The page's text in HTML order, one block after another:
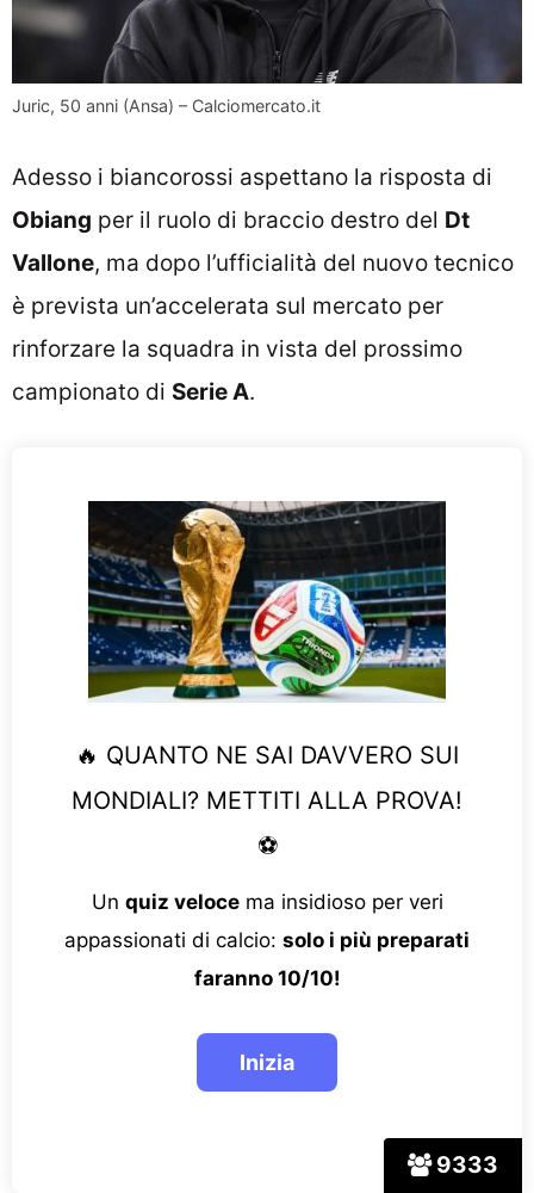
Juric, 50 anni (Ansa) – Calciomercato.it
Adesso i biancorossi aspettano la risposta di
Obiang per il ruolo di braccio destro del Dt
Vallone, ma dopo l’ufficialità del nuovo tecnico
è prevista un’accelerata sul mercato per
rinforzare la squadra in vista del prossimo
campionato di Serie A.
9333
🔥 QUANTO NE SAI DAVVERO SUI
MONDIALI? METTITI ALLA PROVA!
⚽
Un quiz velocema insidioso per veri
appassionati di calcio: solo i più preparati
faranno 10/10!